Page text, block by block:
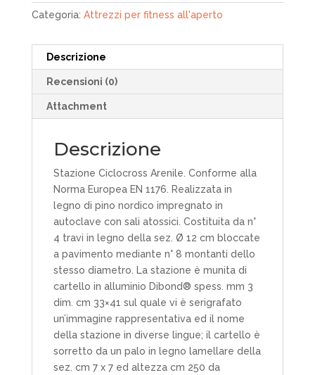
Categoria: Attrezzi per fitness all'aperto
Descrizione
Recensioni (0)
Attachment
Descrizione
Stazione Ciclocross Arenile. Conforme alla
Norma Europea EN 1176. Realizzata in
legno di pino nordico impregnato in
autoclave con sali atossici. Costituita da n°
4 travi in legno della sez. Ø 12 cm bloccate
a pavimento mediante n° 8 montanti dello
stesso diametro. La stazione è munita di
cartello in alluminio Dibond® spess. mm 3
dim. cm 33×41 sul quale vi è serigrafato
un’immagine rappresentativa ed il nome
della stazione in diverse lingue; il cartello è
sorretto da un palo in legno lamellare della
sez. cm 7 x 7 ed altezza cm 250 da